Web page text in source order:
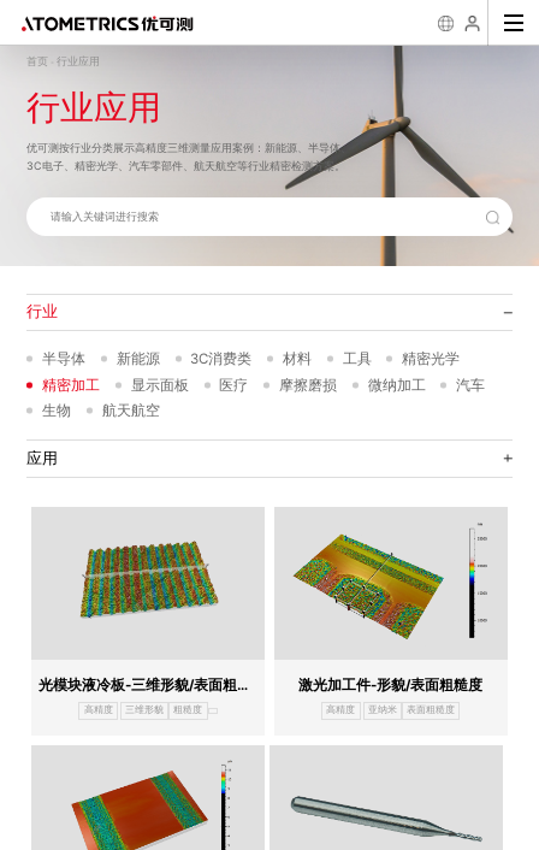
传感器
系列
激光位移传感器 SL
3D线光谱共焦传感
器 AS系列
光谱共焦位移传感器
二维尺寸测量
FM系列
一键式影像测量仪
白光干涉仪 AM-
7000系列
白光干涉仪 AM-
8000系列
2D/3D缺陷观测
超景深数码显微镜
AH系列
结构测量
衍射三维形貌仪 NM
系列
晶圆三维检测设备
WM系列
晶圆厚度/TTV/翘曲
自动测量设备 APS
行业
精密加工
显示面板 医疗 摩擦磨损 微纳加工
汽车
样机演示/测试 下载中心
公司新闻 行业案例
机械加工入门 几何公差学习 测量知识 粗糙度学习
公司简介
企业文化 发展历程
首页 -行业应用
行业应用
优可测按行业分类展示高精度三维测量应用案例：新能源、半导体、
3C电子、精密光学、汽车零部件、航天航空等行业精密检测方案。
行业
半导体 新能源 3C消费类 材料 工具
精密光学
精密加工
显示面板 医疗 摩擦磨损 微纳加工
汽车
生物
航天航空
应用
光模块液冷板-三维形貌/表面粗糙度
高精度 三维形貌 粗糙度
激光加工件-形貌/表面粗糙度
高精度 亚纳米 表面粗糙度